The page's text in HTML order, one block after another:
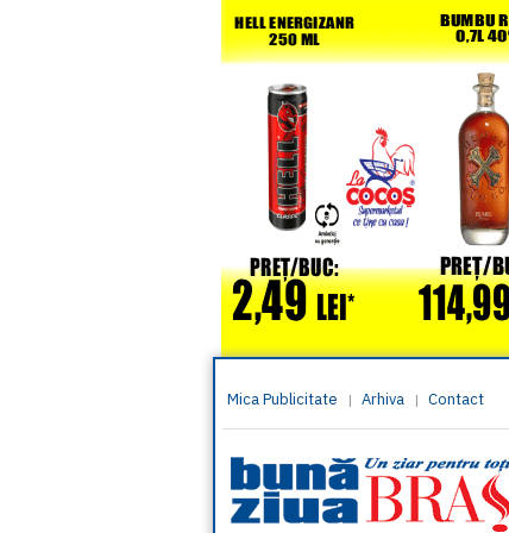
Mica Publicitate | Arhiva | Contact